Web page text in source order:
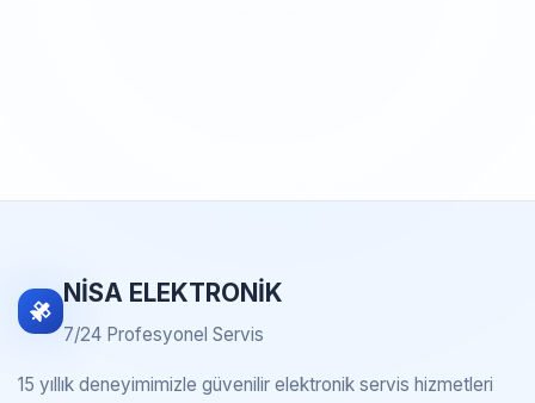
NİSA ELEKTRONİK
7/24 Profesyonel Servis
15 yıllık deneyimimizle güvenilir elektronik servis hizmetleri